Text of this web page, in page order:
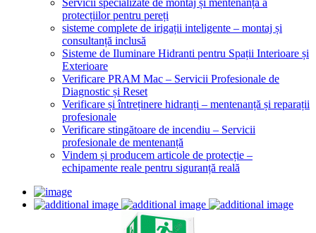
Servicii specializate de montaj și mentenanță a
protecțiilor pentru pereți
sisteme complete de irigații inteligente – montaj și
consultanță inclusă
Sisteme de Iluminare Hidranti pentru Spații Interioare și
Exterioare
Verificare PRAM Mac – Servicii Profesionale de
Diagnostic și Reset
Verificare și întreținere hidranți – mentenanță și reparații
profesionale
Verificare stingătoare de incendiu – Servicii
profesionale de mentenanță
Vindem și producem articole de protecție –
echipamente reale pentru siguranță reală